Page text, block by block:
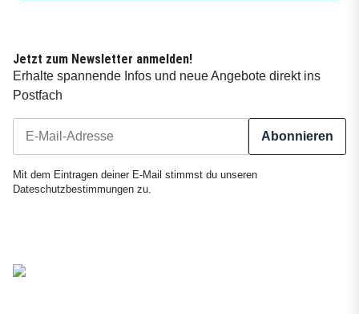
Jetzt zum Newsletter anmelden!
Erhalte spannende Infos und neue Angebote direkt ins
Postfach
Abonnieren
Mit dem Eintragen deiner E-Mail stimmst du unseren
Dateschutzbestimmungen zu.